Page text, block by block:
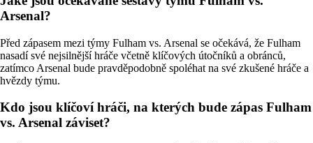
Arsenal?
Před zápasem mezi týmy Fulham vs. Arsenal se očekává, že Fulham
nasadí své nejsilnější hráče včetně klíčových útočníků a obránců,
zatímco Arsenal bude pravděpodobně spoléhat na své zkušené hráče a
hvězdy týmu.
Kdo jsou klíčoví hráči, na kterých bude zápas Fulham
vs. Arsenal záviset?